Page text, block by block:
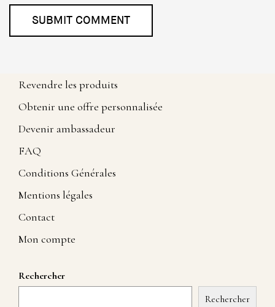
Revendre les produits
Obtenir une offre personnalisée
Devenir ambassadeur
FAQ
Conditions Générales
Mentions légales
Contact
Mon compte
Rechercher
Rechercher